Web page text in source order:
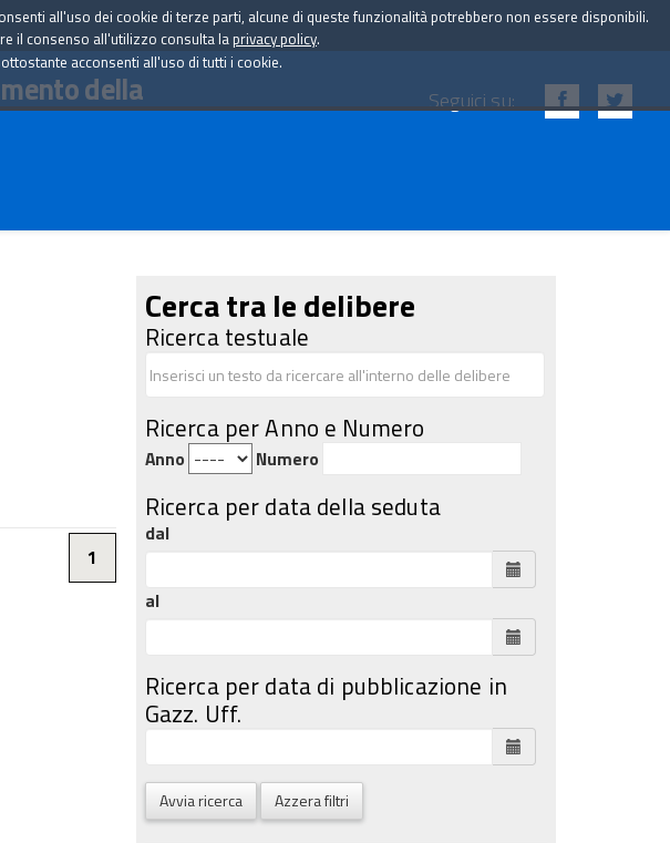
della Seguici su:
1
Cerca tra le delibere
Ricerca testuale
Ricerca per Anno e Numero
Anno Numero
Ricerca per data della seduta
dal
al
Ricerca per data di pubblicazione in
Gazz. Uff.
Avvia ricerca Azzera filtri
all'uso dei cookie di terze parti, alcune di queste funzionalità potrebbero non essere disponibili.
il consenso all'utilizzo consulta laprivacy policy.
acconsenti all'uso di tutti i cookie.